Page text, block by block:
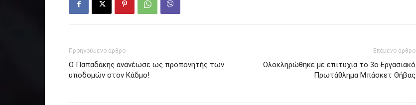
Προηγούμενο άρθρο
Ο Παπαδάκης ανανέωσε ως προπονητής των
υποδομών στον Κάδμο!
Επόμενο άρθρο
Ολοκληρώθηκε με επιτυχία το 3ο Εργασιακό
Πρωτάθλημα Μπάσκετ Θήβας